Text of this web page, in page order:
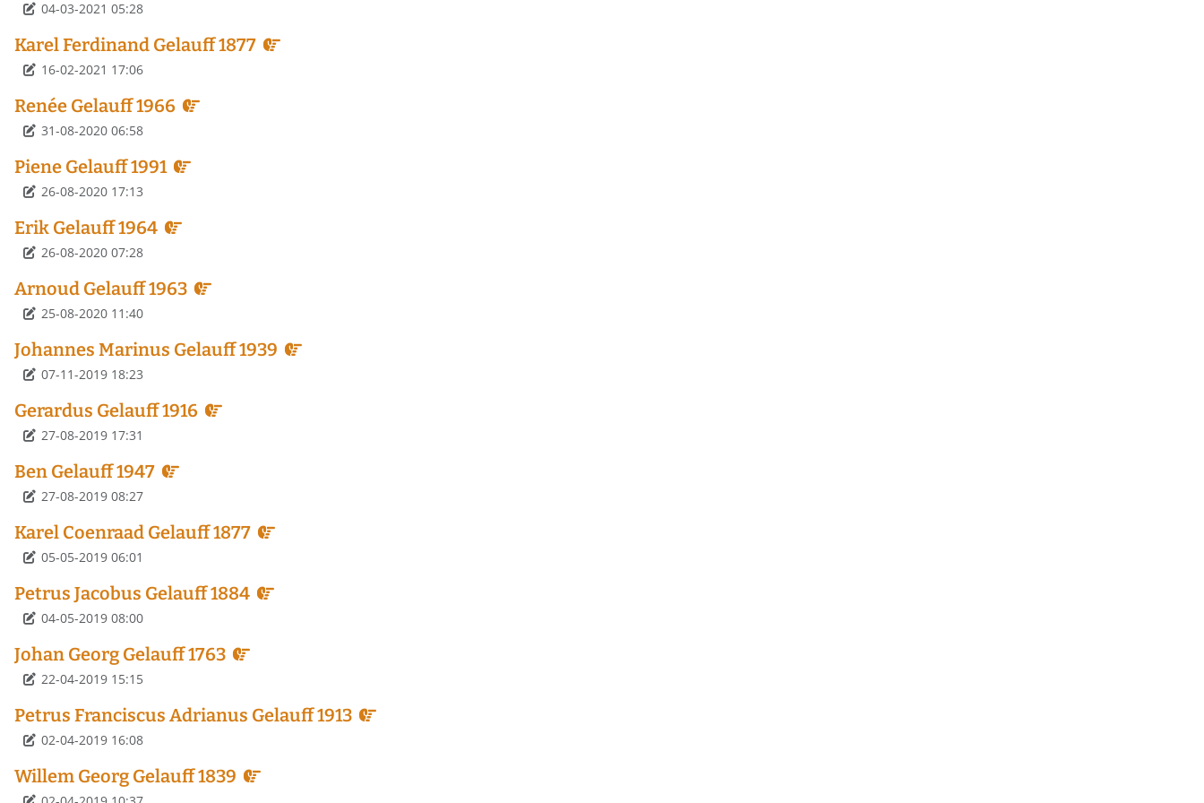
Détails04-03-2021 05:28
Karel Ferdinand Gelauff 1877
Détails16-02-2021 17:06
Renée Gelauff 1966
Détails31-08-2020 06:58
Piene Gelauff 1991
Détails26-08-2020 17:13
Erik Gelauff 1964
Détails26-08-2020 07:28
Arnoud Gelauff 1963
Détails25-08-2020 11:40
Johannes Marinus Gelauff 1939
Détails07-11-2019 18:23
Gerardus Gelauff 1916
Détails27-08-2019 17:31
Ben Gelauff 1947
Détails27-08-2019 08:27
Karel Coenraad Gelauff 1877
Détails05-05-2019 06:01
Petrus Jacobus Gelauff 1884
Détails04-05-2019 08:00
Johan Georg Gelauff 1763
Détails22-04-2019 15:15
Petrus Franciscus Adrianus Gelauff 1913
Détails02-04-2019 16:08
Willem Georg Gelauff 1839
Détails